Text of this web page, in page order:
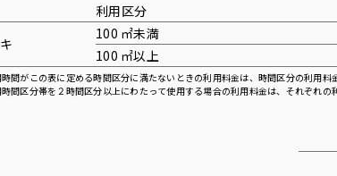
利用区分
100 ㎡未満
100 ㎡以上
間がこの表に定める時間区分に満たないときの利用料金は、時間区分の利用料
間区分帯を２時間区分以上にわたって使用する場合の利用料金は、それぞれの